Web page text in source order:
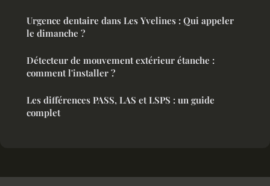
Urgence dentaire dans Les Yvelines : Qui appeler
le dimanche ?
Détecteur de mouvement extérieur étanche :
comment l'installer ?
Les différences PASS, LAS et LSPS : un guide
complet